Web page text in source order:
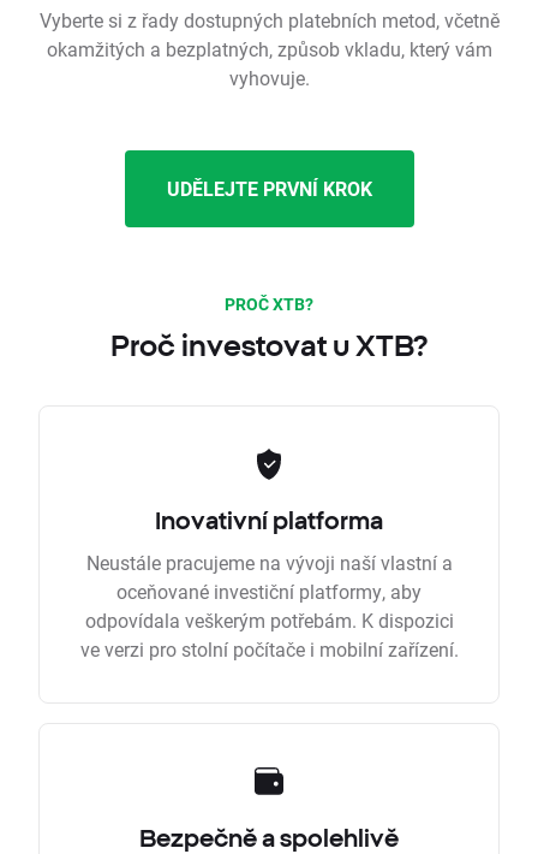
Vyberte si z řady dostupných platebních metod, včetně
okamžitých a bezplatných, způsob vkladu, který vám
vyhovuje.
UDĚLEJTE PRVNÍ KROK
PROČ XTB?
Proč investovat u XTB?
Inovativní platforma
Neustále pracujeme na vývoji naší vlastní a
oceňované investiční platformy, aby
odpovídala veškerým potřebám. K dispozici
ve verzi pro stolní počítače i mobilní zařízení.
Bezpečně a spolehlivě